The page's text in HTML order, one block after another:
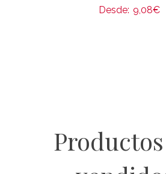
Desde: 9,08€